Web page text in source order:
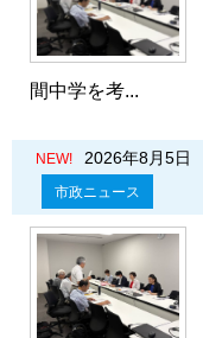
間中学を考...
NEW! 2026年8月5日
市政ニュース